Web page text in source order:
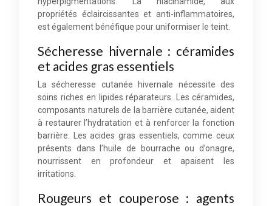
propriétés éclaircissantes et anti-inflammatoires,
est également bénéfique pour uniformiser le teint.
Sécheresse hivernale : céramides
et acides gras essentiels
La sécheresse cutanée hivernale nécessite des
soins riches en lipides réparateurs. Les céramides,
composants naturels de la barrière cutanée, aident
à restaurer l’hydratation et à renforcer la fonction
barrière. Les acides gras essentiels, comme ceux
présents dans l’huile de bourrache ou d’onagre,
nourrissent en profondeur et apaisent les
irritations.
Rougeurs et couperose : agents